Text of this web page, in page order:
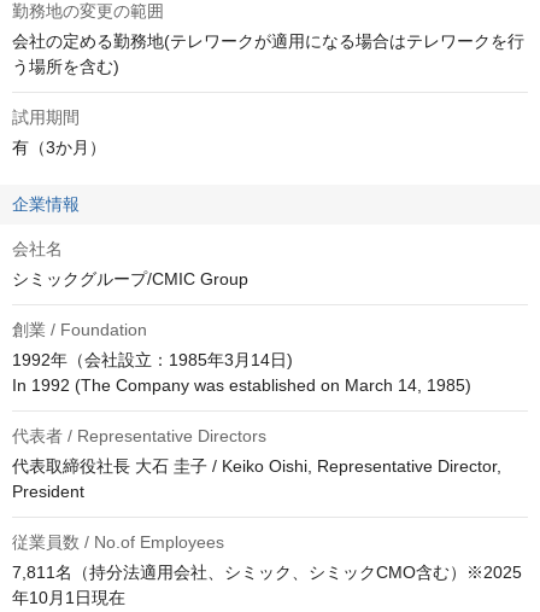
勤務地の変更の範囲
会社の定める勤務地(テレワークが適用になる場合はテレワークを行
う場所を含む)
試用期間
有（3か月）
企業情報
会社名
シミックグループ/CMIC Group
創業 / Foundation
1992年（会社設立：1985年3月14日)
代表者 / Representative Directors
代表取締役社長 大石 圭子 / Keiko Oishi, Representative Director,
President
従業員数 / No.of Employees
7,811名（持分法適用会社、シミック、シミックCMO含む）※2025
年10月1日現在